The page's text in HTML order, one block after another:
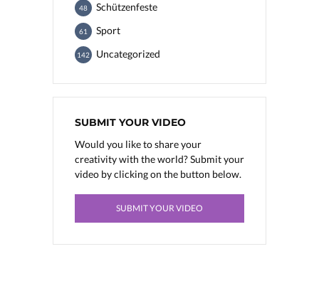
Schützenfeste
48
Sport
61
Uncategorized
142
SUBMIT YOUR VIDEO
Would you like to share your
creativity with the world? Submit your
video by clicking on the button below.
SUBMIT YOUR VIDEO